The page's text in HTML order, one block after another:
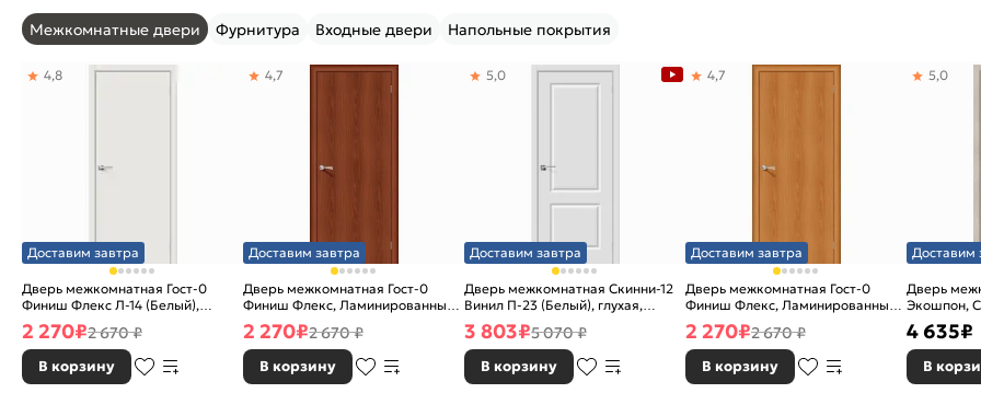
Межкомнатные двери Фурнитура Входные двери Напольные покрытия
Доставим завтра
Дверь межкомнатная Гост-0
Финиш Флекс Л-14 (Белый),
глухая, каркасно-щитовая
4,8
2 270₽2 670 ₽
В корзину
Доставим завтра
Дверь межкомнатная Гост-0
Финиш Флекс, Ламинированные
Л-11 (ИталОрех), глухая,
каркасно-щитовая
4,7
2 270₽2 670 ₽
В корзину
Доставим завтра
Дверь межкомнатная Скинни-12
Винил П-23 (Белый), глухая,
скиновая
5,0
3 803₽5 070 ₽
В корзину
Доставим завтра
Дверь межкомнатная Гост-0
Финиш Флекс, Ламинированные
Л-12 (МиланОрех), глухая,
каркасно-щитовая
4,7
2 270₽2 670 ₽
В корзину
Доставим
Дверь
Экошпон,
5,0
4 635₽
В